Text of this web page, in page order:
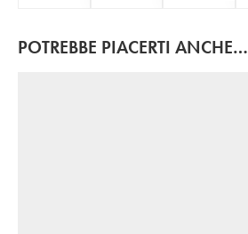
POTREBBE PIACERTI ANCHE…